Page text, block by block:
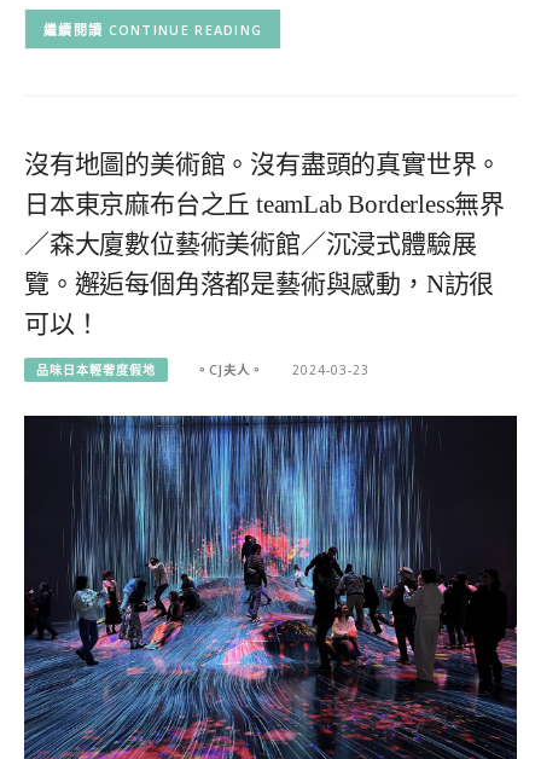
CONTINUE READING
沒有地圖的美術館。沒有盡頭的真實世界。
日本東京麻布台之丘 teamLab Borderless無界
／森大廈數位藝術美術館／沉浸式體驗展
覽。邂逅每個角落都是藝術與感動，N訪很
可以！
品味日本輕奢度假地 。CJ夫人。 2024-03-23